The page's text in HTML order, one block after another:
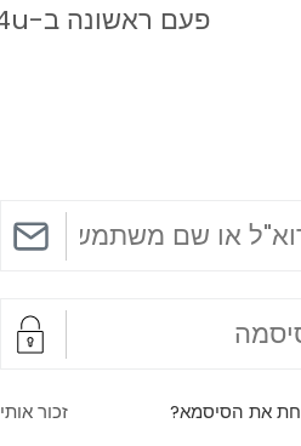
פעם ראשונה ב-Box4u
את הסיסמא? זכור אותי